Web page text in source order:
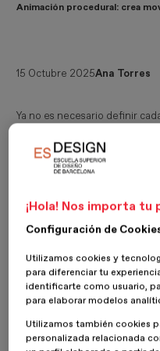
Animación procedural: crea
15 Octubre 2025Ana Torres
Ya no es necesario definir
qué consiste, sus
animaciones.
¿Qué es la
movimientos con
tradicional en que cada pose
definida manualmente, sino
cálculos matemáticos y
los que pueden controlar la
se mueven en tiempo real.
¡Hola! Nos importa tu
Configuración de
Utilizamos cookies y
para diferenciar tu
identificarte como usuario,
para elaborar modelos
Utilizamos también cookies
personalizada relacionada